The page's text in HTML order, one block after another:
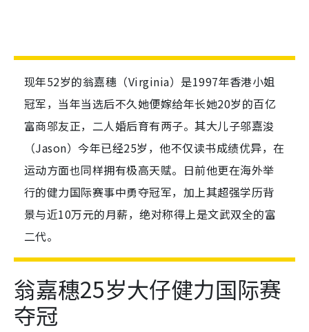
现年52岁的翁嘉穗（Virginia）是1997年香港小姐
冠军，当年当选后不久她便嫁给年长她20岁的百亿
富商邬友正，二人婚后育有两子。其大儿子邬嘉浚
（Jason）今年已经25岁，他不仅读书成绩优异，在
运动方面也同样拥有极高天赋。日前他更在海外举
行的健力国际赛事中勇夺冠军，加上其超强学历背
景与近10万元的月薪，绝对称得上是文武双全的富
二代。
翁嘉穗25岁大仔健力国际赛
夺冠